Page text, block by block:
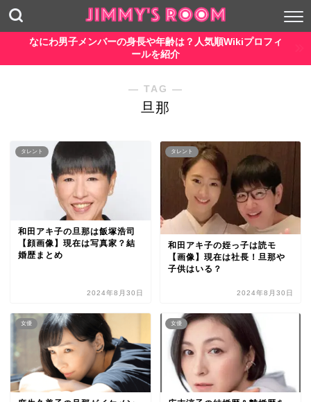
なにわ男子メンバーの身長や年齢は？人気順Wikiプロフィ
ールを紹介
― TAG ―
旦那
タレント
和田アキ子の旦那は飯塚浩司
【顔画像】現在は写真家？結
婚歴まとめ
2024年8月30日
タレント
和田アキ子の姪っ子は読モ
【画像】現在は社長！旦那や
子供はいる？
2024年8月30日
女優 女優